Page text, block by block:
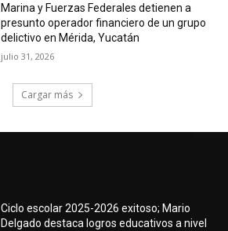
Marina y Fuerzas Federales detienen a
presunto operador financiero de un grupo
delictivo en Mérida, Yucatán
julio 31, 2026
Cargar más
Ciclo escolar 2025-2026 exitoso; Mario
Delgado destaca logros educativos a nivel